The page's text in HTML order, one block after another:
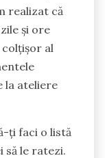
realizat că
și ore
al
la ateliere
ți faci o listă
să le ratezi.